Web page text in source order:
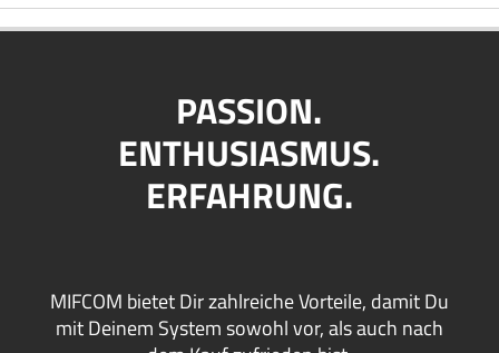
PASSION.
ENTHUSIASMUS.
ERFAHRUNG.
MIFCOM bietet Dir zahlreiche Vorteile, damit Du
mit Deinem System sowohl vor, als auch nach